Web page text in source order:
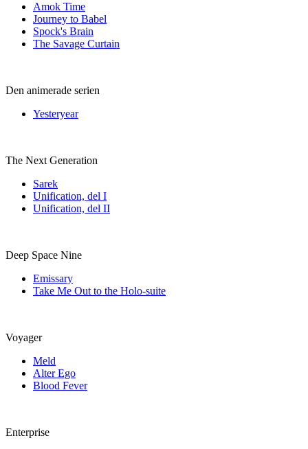
Amok Time
Journey to Babel
Spock's Brain
The Savage Curtain
Den animerade serien
Yesteryear
The Next Generation
Sarek
Unification, del I
Unification, del II
Deep Space Nine
Emissary
Take Me Out to the Holo-suite
Voyager
Meld
Alter Ego
Blood Fever
Enterprise